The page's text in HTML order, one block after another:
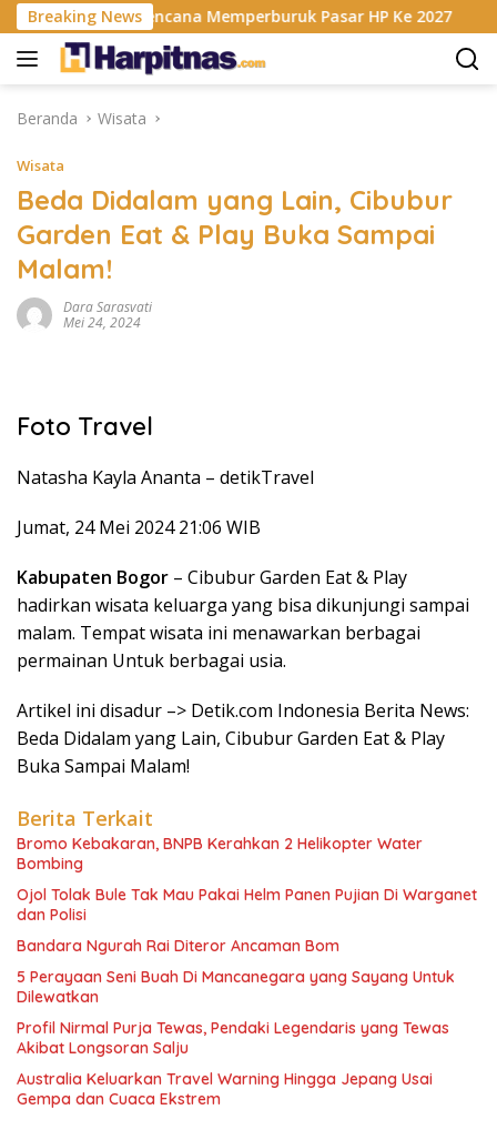
Langsung
ke
konten
Breaking News
RAM Berencana Memperburuk Pasar HP Ke 2027
Beranda Wisata
Wisata
Beda Didalam yang Lain, Cibubur
Garden Eat & Play Buka Sampai
Malam!
Dara Sarasvati
Mei 24, 2024
Foto Travel
Natasha Kayla Ananta – detikTravel
Jumat, 24 Mei 2024 21:06 WIB
Kabupaten Bogor – Cibubur Garden Eat & Play
hadirkan wisata keluarga yang bisa dikunjungi sampai
malam. Tempat wisata ini menawarkan berbagai
permainan Untuk berbagai usia.
Artikel ini disadur –> Detik.com Indonesia Berita News:
Beda Didalam yang Lain, Cibubur Garden Eat & Play
Buka Sampai Malam!
Berita Terkait
Bromo Kebakaran, BNPB Kerahkan 2 Helikopter Water
Bombing
Ojol Tolak Bule Tak Mau Pakai Helm Panen Pujian Di Warganet
dan Polisi
Bandara Ngurah Rai Diteror Ancaman Bom
5 Perayaan Seni Buah Di Mancanegara yang Sayang Untuk
Dilewatkan
Profil Nirmal Purja Tewas, Pendaki Legendaris yang Tewas
Akibat Longsoran Salju
Australia Keluarkan Travel Warning Hingga Jepang Usai
Gempa dan Cuaca Ekstrem